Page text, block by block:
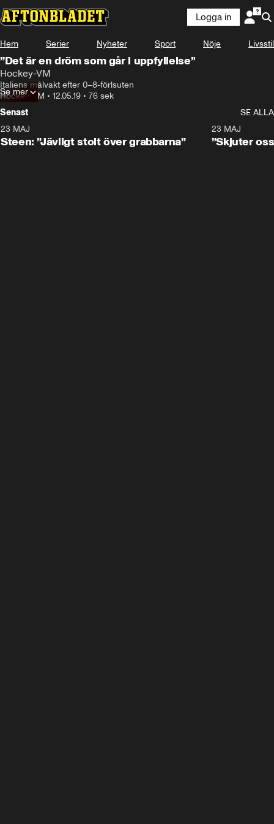
Logga in
Hem Serier Nyheter Sport Nöje Livsstil
”Det är en dröm som går i uppfyllelse”
Hockey-VM
Italiens målvakt efter 0–8-förlsuten
Hockey-VM • 12.05.19 • 76 sek
Se mer
Senast
SE ALLA
23 MAJ
Steen: ”Jävligt stolt över grabbarna”
23 MAJ
”Skjuter